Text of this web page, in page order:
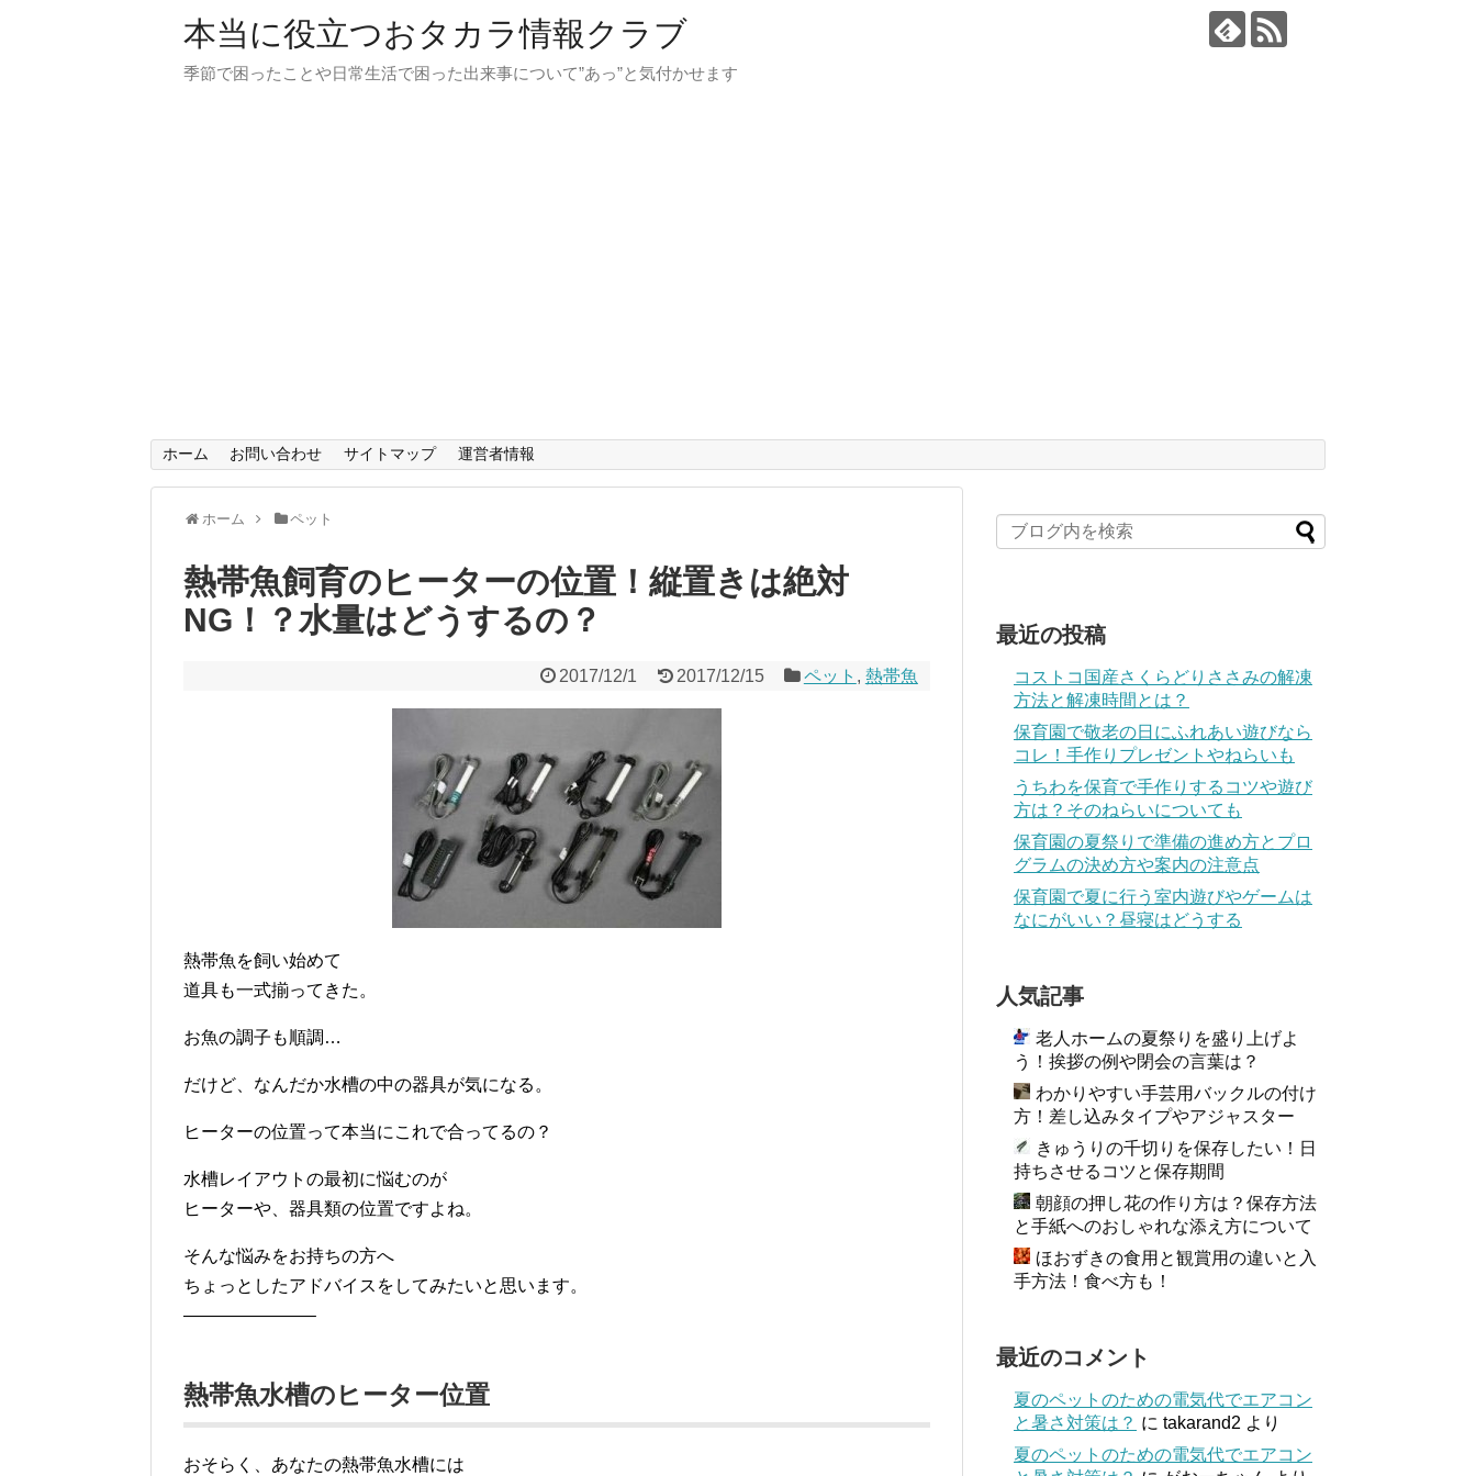
本当に役立つおタカラ情報クラブ
季節で困ったことや日常生活で困った出来事について”あっ”と気付かせます
ホーム お問い合わせ サイトマップ 運営者情報
ホーム ペット
熱帯魚飼育のヒーターの位置！縦置きは絶対
NG！？水量はどうするの？
2017/12/1 2017/12/15 ペット , 熱帯魚
熱帯魚を飼い始めて
道具も一式揃ってきた。
お魚の調子も順調…
だけど、なんだか水槽の中の器具が気になる。
ヒーターの位置って本当にこれで合ってるの？
水槽レイアウトの最初に悩むのが
ヒーターや、器具類の位置ですよね。
そんな悩みをお持ちの方へ
ちょっとしたアドバイスをしてみたいと思います。
———————–
熱帯魚水槽のヒーター位置
おそらく、あなたの熱帯魚水槽には
最近の投稿
コストコ国産さくらどりささみの解凍
方法と解凍時間とは？
保育園で敬老の日にふれあい遊びなら
コレ！手作りプレゼントやねらいも
うちわを保育で手作りするコツや遊び
方は？そのねらいについても
保育園の夏祭りで準備の進め方とプロ
グラムの決め方や案内の注意点
保育園で夏に行う室内遊びやゲームは
なにがいい？昼寝はどうする
人気記事
老人ホームの夏祭りを盛り上げよ
う！挨拶の例や閉会の言葉は？
わかりやすい手芸用バックルの付け
方！差し込みタイプやアジャスター
きゅうりの千切りを保存したい！日
持ちさせるコツと保存期間
朝顔の押し花の作り方は？保存方法
と手紙へのおしゃれな添え方について
ほおずきの食用と観賞用の違いと入
手方法！食べ方も！
最近のコメント
夏のペットのための電気代でエアコン
と暑さ対策は？ に takarand2 より
夏のペットのための電気代でエアコン